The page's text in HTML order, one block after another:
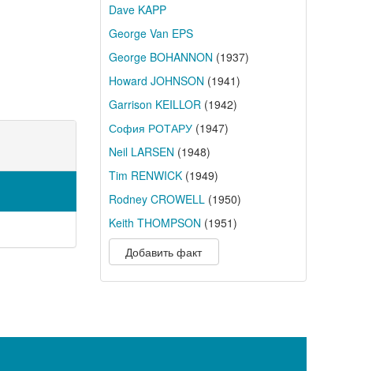
Dave KAPP
George Van EPS
George BOHANNON (1937)
Howard JOHNSON (1941)
Garrison KEILLOR(1942)
София РОТАРУ(1947)
Neil LARSEN (1948)
Tim RENWICK(1949)
Rodney CROWELL(1950)
Keith THOMPSON (1951)
Добавить факт